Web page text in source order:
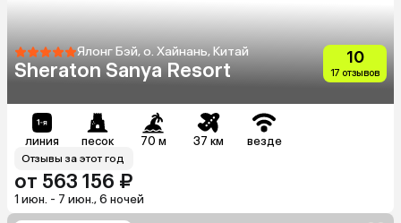
Ялонг Бэй, о. Хайнань, Китай
Sheraton Sanya Resort
10
17 отзывов
линия песок 70 м 37 км везде
Отзывы за этот год
от 563 156 ₽
1 июн. - 7 июн., 6 ночей